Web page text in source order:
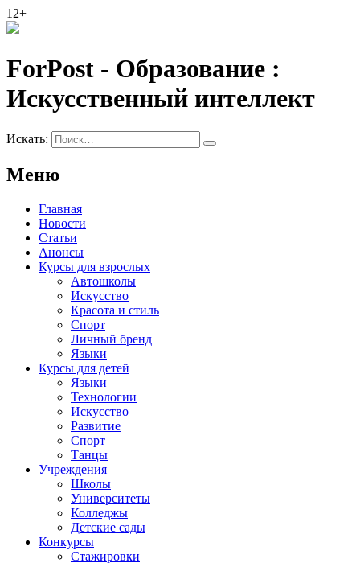
12+
ForPost - Образование :
Искусственный интеллект
Искать:
Меню
Главная
Новости
Статьи
Анонсы
Курсы для взрослых
Автошколы
Искусство
Красота и стиль
Спорт
Личный бренд
Языки
Курсы для детей
Языки
Технологии
Искусство
Развитие
Спорт
Танцы
Учреждения
Школы
Университеты
Колледжы
Детские сады
Конкурсы
Стажировки